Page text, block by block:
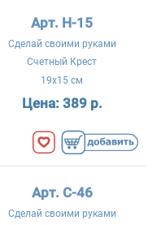
Арт. Н-15
Сделай своими руками
Счетный Крест
19x15 см
Цена: 389 р.
Арт. С-46
Сделай своими руками